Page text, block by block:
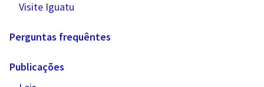
Visite Iguatu
Perguntas frequêntes
Publicações